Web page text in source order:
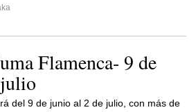
Flamenca- 9 de
del 9 de junio al 2 de julio, con más de